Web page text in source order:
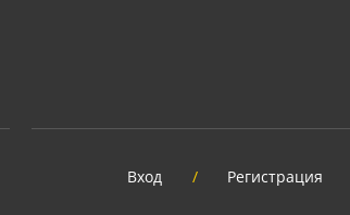
Вход / Регистрация